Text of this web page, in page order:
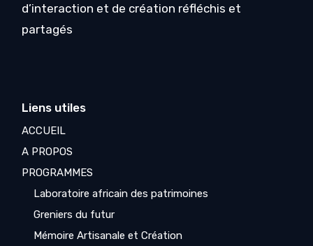
d’interaction et de création réfléchis et
partagés
Liens utiles
ACCUEIL
A PROPOS
PROGRAMMES
Laboratoire africain des patrimoines
Greniers du futur
Mémoire Artisanale et Création